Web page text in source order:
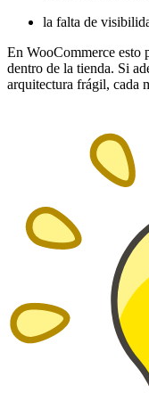
la falta de
En WooCommerce esto
dentro de la tienda. Si
arquitectura frágil, cada